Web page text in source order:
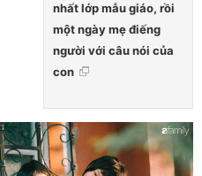
nhất lớp mẫu giáo, rồi
một ngày mẹ điếng
người với câu nói của
con